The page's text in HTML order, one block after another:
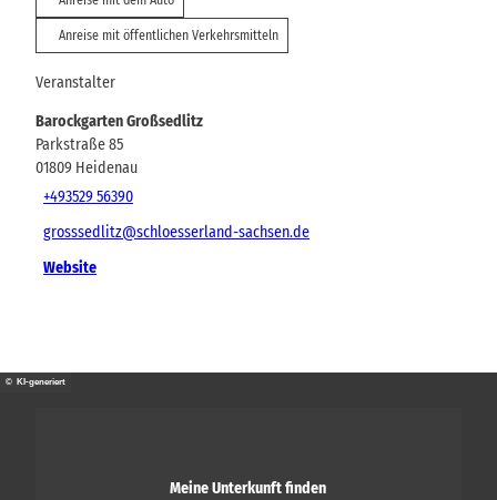
Anreise mit öffentlichen Verkehrsmitteln
Veranstalter
Barockgarten Großsedlitz
Parkstraße 85
01809 Heidenau
+493529 56390
grosssedlitz@schloesserland-sachsen.de
Website
© KI-generiert
Meine Unterkunft finden